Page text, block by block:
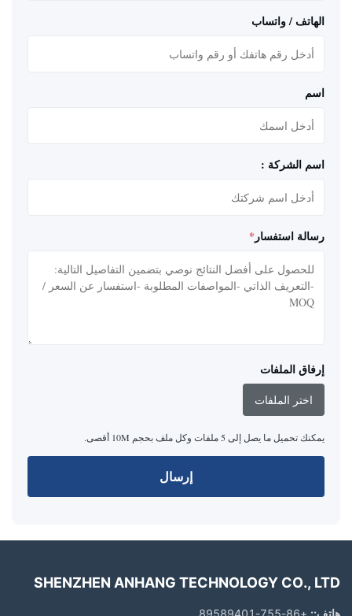
الهاتف / واتساب
اسم
اسم الشركة :
رسالة استفسار *
إرفاق الملفات
اختر الملفات
يمكنك تحميل ما يصل إلى 5 ملفات وكل ملف بحجم 10M أقصى.
إرسال
SHENZHEN ANHANG TECHNOLOGY CO., LTD
هاتف:: +86-755-89589401